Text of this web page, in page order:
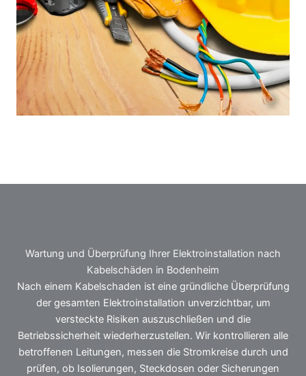
Wartung und Überprüfung Ihrer Elektroinstallation nach
Kabelschäden in Bodenheim
Nach einem Kabelschaden ist eine gründliche Überprüfung
der gesamten Elektroinstallation unverzichtbar, um
versteckte Risiken auszuschließen und die
Betriebssicherheit wiederherzustellen. Wir kontrollieren alle
betroffenen Leitungen, messen die Stromkreise durch und
prüfen, ob Isolierungen, Steckdosen oder Sicherungen